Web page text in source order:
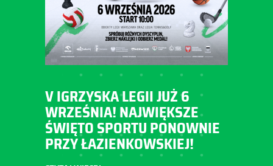
V IGRZYSKA LEGII JUŻ 6
WRZEŚNIA! NAJWIĘKSZE
ŚWIĘTO SPORTU PONOWNIE
PRZY ŁAZIENKOWSKIEJ!